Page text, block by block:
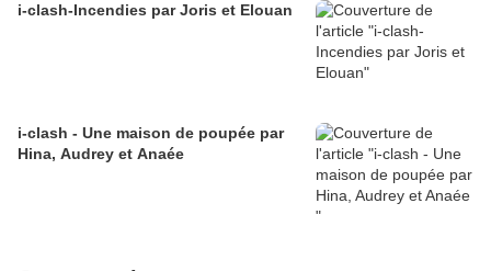
i-clash-Incendies par Joris et Elouan
i-clash - Une maison de poupée par
Hina, Audrey et Anaée